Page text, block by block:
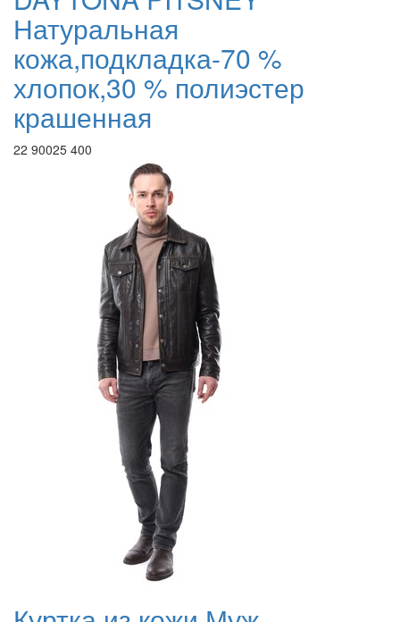
Натуральная
кожа,подкладка-70 %
хлопок,30 % полиэстер
крашенная
22 90025 400